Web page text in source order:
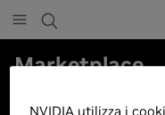
Marketplace
Lenovo
NVIDIA utilizza i